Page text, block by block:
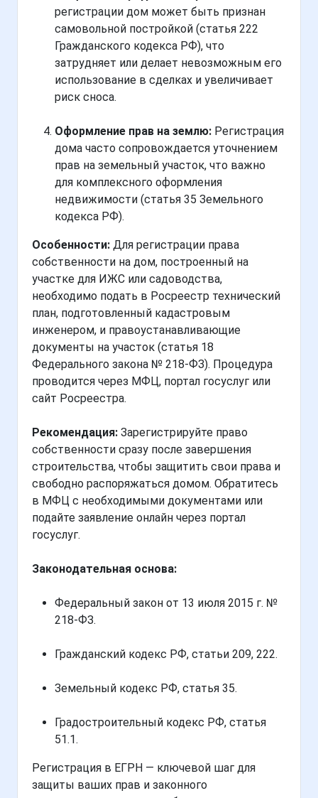
регистрации дом может быть признан
самовольной постройкой (статья 222
Гражданского кодекса РФ), что
затрудняет или делает невозможным его
использование в сделках и увеличивает
риск сноса.
Оформление прав на землю: Регистрация
дома часто сопровождается уточнением
прав на земельный участок, что важно
для комплексного оформления
недвижимости (статья 35 Земельного
кодекса РФ).
Особенности: Для регистрации права
собственности на дом, построенный на
участке для ИЖС или садоводства,
необходимо подать в Росреестр технический
план, подготовленный кадастровым
инженером, и правоустанавливающие
документы на участок (статья 18
Федерального закона № 218-ФЗ). Процедура
проводится через МФЦ, портал госуслуг или
сайт Росреестра.
Рекомендация: Зарегистрируйте право
собственности сразу после завершения
строительства, чтобы защитить свои права и
свободно распоряжаться домом. Обратитесь
в МФЦ с необходимыми документами или
подайте заявление онлайн через портал
госуслуг.
Законодательная основа:
Федеральный закон от 13 июля 2015 г. №
218-ФЗ.
Гражданский кодекс РФ, статьи 209, 222.
Земельный кодекс РФ, статья 35.
Градостроительный кодекс РФ, статья
51.1.
Регистрация в ЕГРН — ключевой шаг для
защиты ваших прав и законного